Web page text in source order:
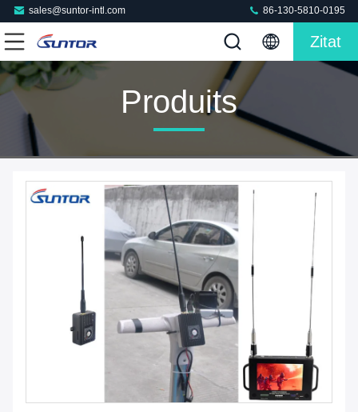
sales@suntor-intl.com 86-130-5810-0195
Zitat
Produits